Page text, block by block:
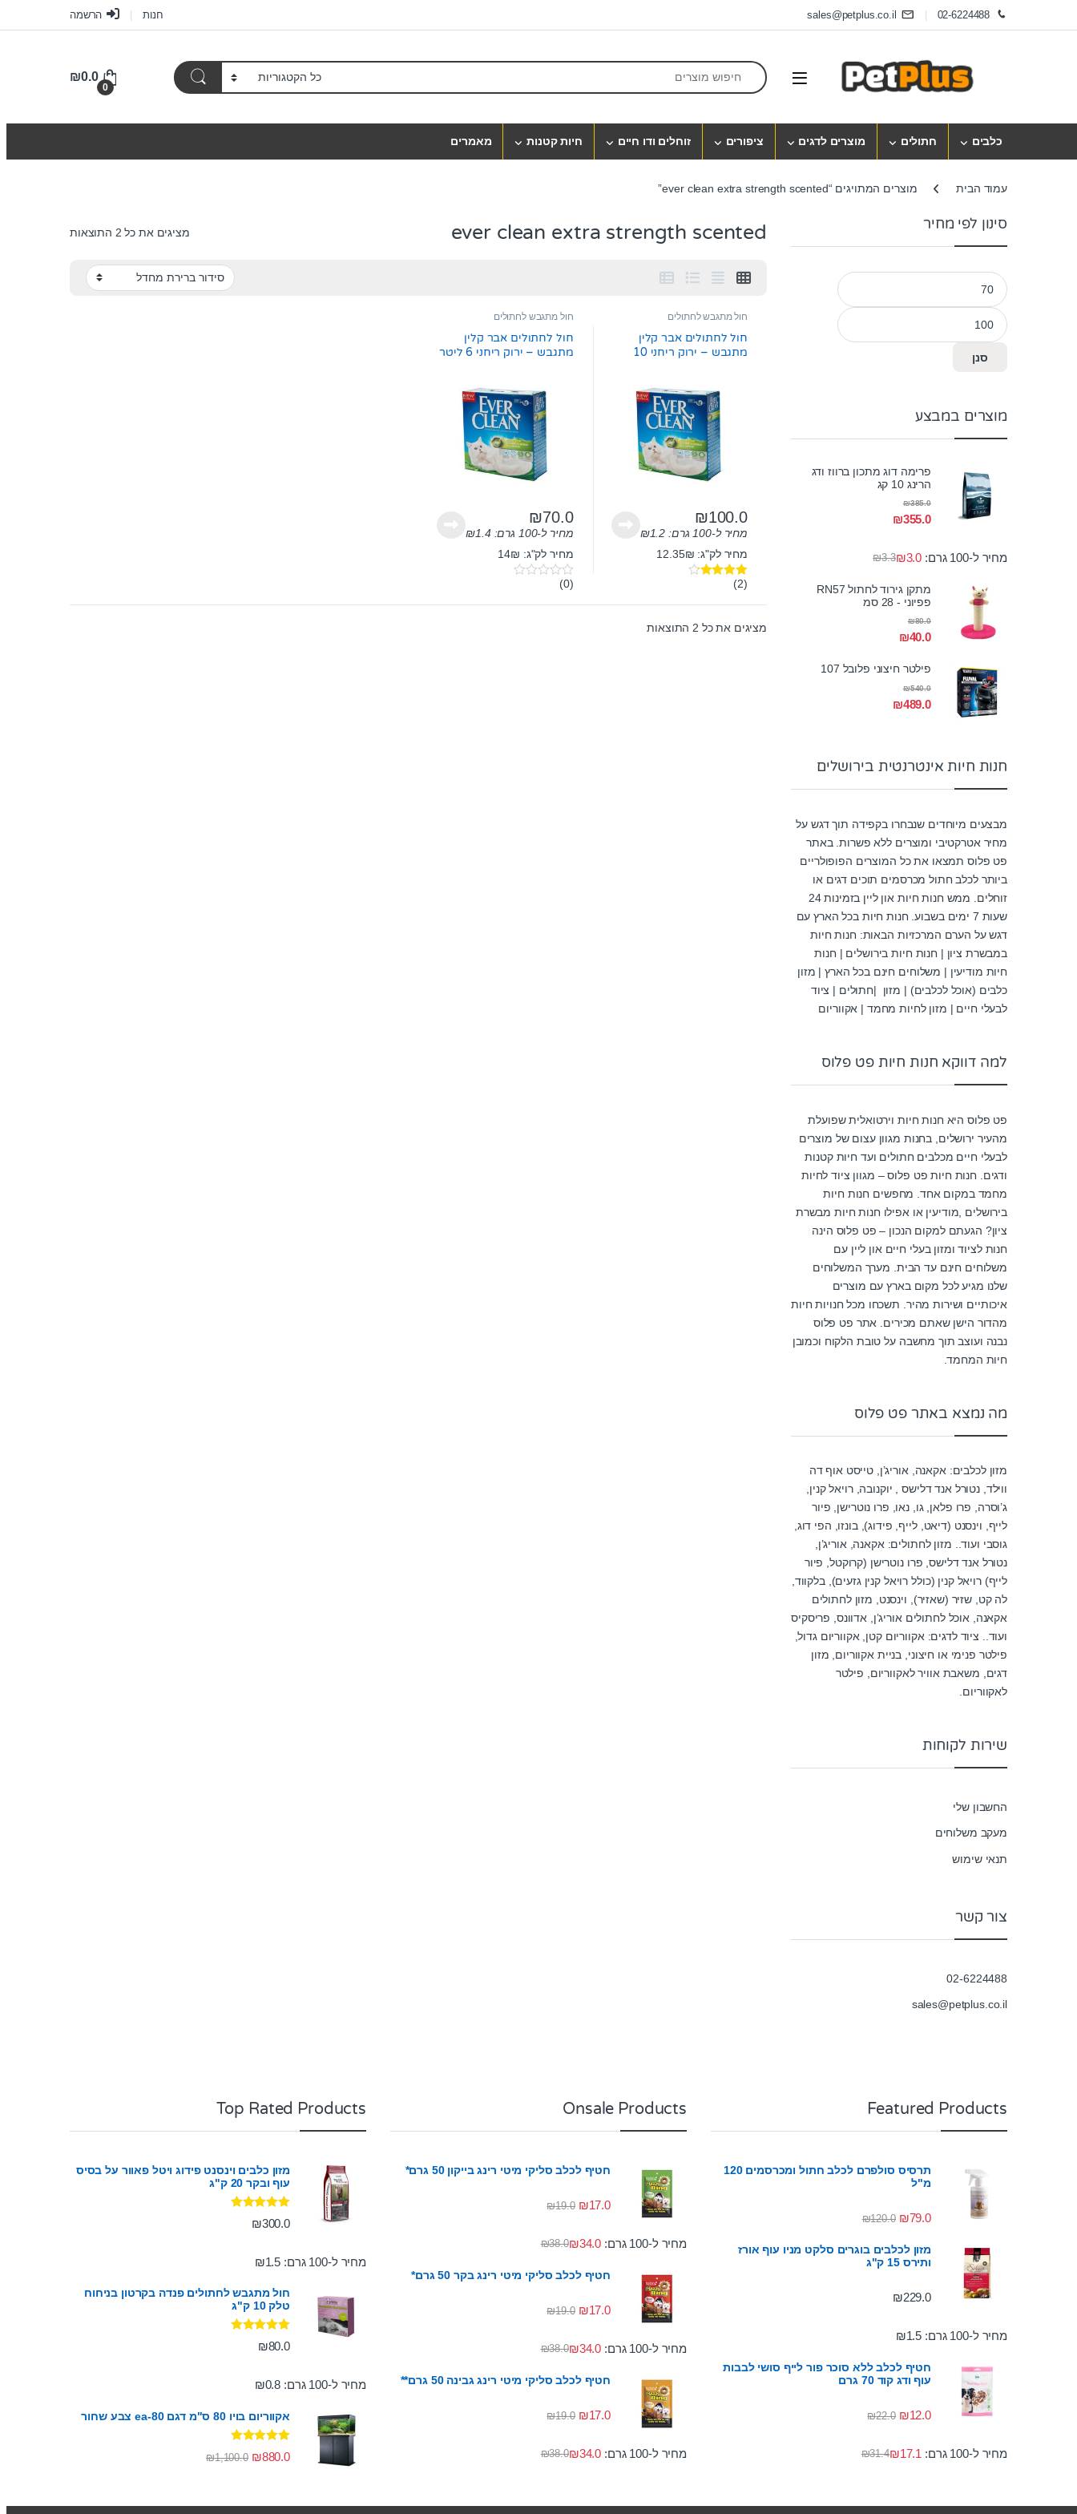
Skip to navigation
02-6224488
sales@petplus.co.il חנות הרשמה
Open
Search for:
0
₪0.0
כלבים חתולים מוצרים לדגים ציפורים זוחלים ודו חיים חיות קטנות מאמרים
עמוד הבית מוצרים המתויגים “ever clean extra strength scented”
ever clean extra strength scented מציגים את כל ⁦2⁩ התוצאות
חול מתגבש לחתולים
חול לחתולים אבר קלין
מתגבש – ירוק ריחני 10
₪100.0
מחיר ל-100 גרם: ₪1.2
מחיר לק"ג: 12.35₪
דורג(2)
חול מתגבש לחתולים
חול לחתולים אבר קלין
מתגבש – ירוק ריחני 6 ליטר
₪70.0
מחיר ל-100 גרם: ₪1.4
מחיר לק"ג: 14₪
0
u
(0)
מציגים את כל ⁦2⁩ התוצאות
סינון לפי מחיר
מחיר מינימלי
מחיר מקסימלי
סנן
מוצרים במבצע
פרימה דוג מתכון ברווז ודג
הרינג 10 קג
₪355.0
₪385.0
מחיר ל-100 גרם: ₪3.3₪3.0
מתקן גירוד לחתול RN57
פפיוני - 28 סמ
₪40.0
₪80.0
פילטר חיצוני פלובל 107
₪489.0
₪540.0
חנות חיות אינטרנטית בירושלים
מבצעים מיוחדים שנבחרו בקפידה תוך דגש על
מחיר אטרקטיבי ומוצרים ללא פשרות. באתר
פט פלוס תמצאו את כל המוצרים הפופולריים
ביותר לכלב חתול מכרסמים תוכים דגים או
זוחלים. ממש חנות חיות און ליין בזמינות 24
שעות 7 ימים בשבוע. חנות חיות בכל הארץ עם
דגש על הערם המרכזיות הבאות: חנות חיות
במבשרת ציון | חנות חיות בירושלים | חנות
חיות מודיעין | משלוחים חינם בכל הארץ | מזון
כלבים (אוכל לכלבים) | מזון |חתולים | ציוד
לבעלי חיים | מזון לחיות מחמד | אקווריום
למה דווקא חנות חיות פט פלוס
פט פלוס היא חנות חיות וירטואלית שפועלת
מהעיר ירושלים, בחנות מגוון עצום של מוצרים
לבעלי חיים מכלבים חתולים ועד חיות קטנות
ודגים. חנות חיות פט פלוס – מגוון ציוד לחיות
מחמד במקום אחד. מחפשים חנות חיות
בירושלים ,מודיעין או אפילו חנות חיות מבשרת
ציון? הגעתם למקום הנכון – פט פלוס הינה
חנות לציוד ומזון בעלי חיים און ליין עם
משלוחים חינם עד הבית. מערך המשלוחים
שלנו מגיע לכל מקום בארץ עם מוצרים
איכותיים ושירות מהיר. תשכחו מכל חנויות חיות
מהדור הישן שאתם מכירים. אתר פט פלוס
נבנה ועוצב תוך מחשבה על טובת הלקוח וכמובן
חיות המחמד.
מה נמצא באתר פט פלוס
מזון לכלבים: אקאנה, אוריג’ן, טייסט אוף דה
ווילד, נטורל אנד דלישס , יוקנובה, רויאל קנין,
ג’וסרה, פרו פלאן, גו, נאו, פרו נוטרישן, פיור
לייף, וינסנט (דיאט, לייף, פידוג), בונזו, הפי דוג,
גוסבי ועוד.. מזון לחתולים: אקאנה, אוריג’ן,
נטורל אנד דלישס, פרו נוטרישן (קרוקטל, פיור
לייף) רויאל קנין (כולל רויאל קנין גזעים), בלקווד,
לה קט, שזיר (שאזיר), וינסנט, מזון לחתולים
אקאנה, אוכל לחתולים אוריג’ן, אדוונס, פריסקיס
ועוד.. ציוד לדגים: אקווריום קטן, אקווריום גדול,
פילטר פנימי או חיצוני, בניית אקווריום, מזון
דגים, משאבת אוויר לאקווריום, פילטר
לאקווריום.
שירות לקוחות
החשבון שלי
מעקב משלוחים
תנאי שימוש
צור קשר
02-6224488
sales@petplus.co.il
Featured Products
תרסיס סולפרם לכלב חתול ומכרסמים 120
מ"ל
₪79.0
₪120.0
מזון לכלבים בוגרים סלקט מניו עוף אורז
ותירס 15 ק"ג
₪229.0
מחיר ל-100 גרם: ₪1.5
חטיף לכלב ללא סוכר פור לייף סושי לבבות
עוף ודג קוד 70 גרם
₪12.0
₪22.0
מחיר ל-100 גרם: ₪31.4₪17.1
Onsale Products
חטיף לכלב סליקי מיטי רינג בייקון 50 גרם*
₪17.0
₪19.0
מחיר ל-100 גרם: ₪38.0₪34.0
חטיף לכלב סליקי מיטי רינג בקר 50 גרם*
₪17.0
₪19.0
מחיר ל-100 גרם: ₪38.0₪34.0
חטיף לכלב סליקי מיטי רינג גבינה 50 גרם**
₪17.0
₪19.0
מחיר ל-100 גרם: ₪38.0₪34.0
Top Rated Products
מזון כלבים וינסנט פידוג ויטל פאוור על בסיס
עוף ובקר 20 ק"ג
דורג5.00
מתוך 5 ₪300.0
מחיר ל-100 גרם: ₪1.5
חול מתגבש לחתולים פנדה בקרטון בניחוח
טלק 10 ק"ג
דורג5.00
מתוך 5₪80.0
מחיר ל-100 גרם: ₪0.8
אקווריום בויו 80 ס"מ דגם ea-80 צבע שחור
דורג5.00
מתוך 5 ₪880.0
₪1,100.0